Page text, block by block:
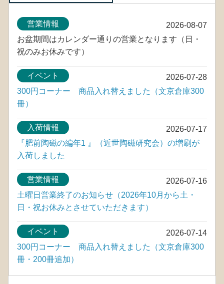
2026-08-07
営業情報
お盆期間はカレンダー通りの営業となります（日・
祝のみお休みです）
2026-07-28
イベント
300円コーナー 商品入れ替えました（文京倉庫300
冊）
2026-07-17
入荷情報
『肥前陶磁の編年1 』（近世陶磁研究会）の増刷が
入荷しました
2026-07-16
営業情報
土曜日営業終了のお知らせ（2026年10月から土・
日・祝お休みとさせていただきます）
2026-07-14
イベント
300円コーナー 商品入れ替えました（文京倉庫300
冊・200冊追加）